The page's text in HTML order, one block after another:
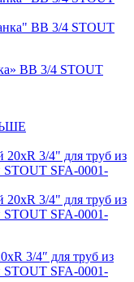
ВB 3/4 STOUT
3/4″ для труб из
STOUT SFA-0001-